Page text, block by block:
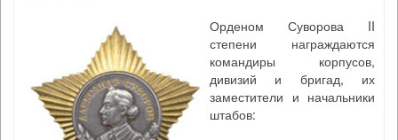
Орденом Суворова II
степени награждаются
командиры корпусов,
дивизий и бригад, их
заместители и начальники
штабов: